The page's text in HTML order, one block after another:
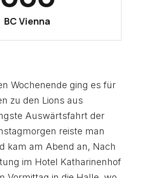
3
4
5
6
7
3
4
5
6
7
1
3
4
5
1
3
4
5
1
3
4
5
BC Vienna
Wochenende ging es für
zu den Lions aus
Auswärtsfahrt der
reiste man
kam am Abend an, Nach
im Hotel Katharinenhof